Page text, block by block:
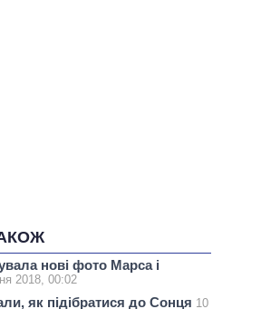
нові фото Марса і
2018, 00:02
як підібратися до Сонця 10